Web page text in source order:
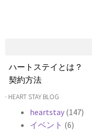
ハートステイとは？
契約方法
韓国不動産情報
よくある質問
· HEART STAY BLOG
heartstay (147)
イベント (6)